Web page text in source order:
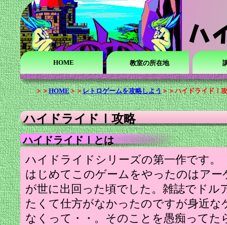
HOME 教室の所在地
＞＞HOME＞＞レトロゲームを攻略しよう＞＞ハイドライドⅠ
ハイドライドⅠ攻略
ハイドライドⅠとは
ハイドライドシリーズの第一作です。
はじめてこのゲームをやったのはア
が世に出回った頃でした。雑誌でドル
たくて仕方がなかったのですが身近な
なくって・・。そのことを愚痴ってた